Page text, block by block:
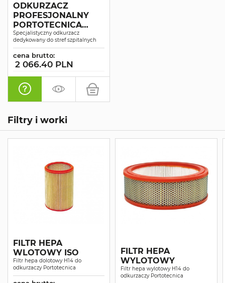
ODKURZACZ
PROFESJONALNY
PORTOTECNICA
TOPPER 1/27 HEPA
ISO5
Specjalistyczny odkurzacz
dedykowany do stref szpitalnych
cena brutto:
2 066.40 PLN
Filtry i worki
FILTR HEPA
WLOTOWY ISO
Filtr hepa dolotowy H14 do
odkurzaczy Portotecnica
FILTR HEPA
WYLOTOWY
Filtr hepa wylotowy H14 do
odkurzaczy Portotecnica